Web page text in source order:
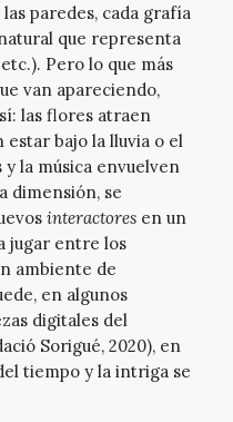
paredes, cada grafía
que representa
Pero lo que más
van apareciendo,
las flores atraen
estar bajo la lluvia o el
la música envuelven
dimensión, se
interactoresen un
jugar entre los
ambiente de
en algunos
digitales del
Sorigué, 2020), en
tiempo y la intriga se